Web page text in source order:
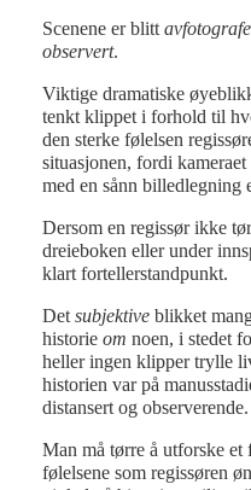
Scenene er blitt
observert.
Viktige dramatiske
tenkt klippet i forhold til
den sterke følelsen
situasjonen, fordi
med en sånn billedlegning
Dersom en regissør ikke
dreieboken eller under
klart fortellerstandpunkt.
Det subjektive blikket
historie om noen, i stedet
heller ingen klipper trylle
historien var på
distansert og
Man må tørre å utforske et
følelsene som regissøren